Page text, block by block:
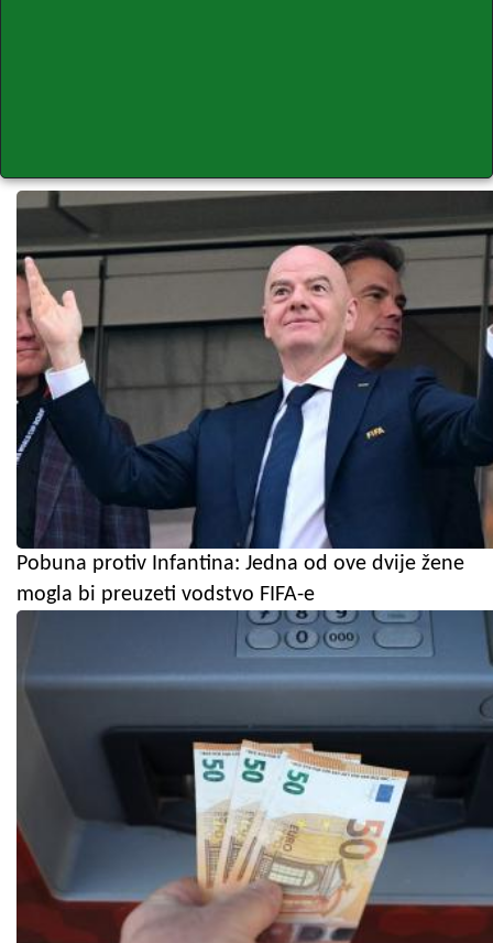
Pobuna protiv Infantina: Jedna od ove dvije žene
mogla bi preuzeti vodstvo FIFA-e